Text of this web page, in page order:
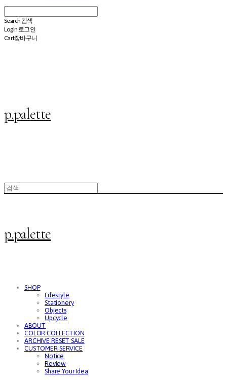
Search 검색
Log In 로그인
Cart장바구니
p.palette
p.palette
SHOP
Lifestyle
Stationery
Objects
Upcycle
ABOUT
COLOR COLLECTION
ARCHIVE RESET SALE
CUSTOMER SERVICE
Notice
Review
Share Your Idea